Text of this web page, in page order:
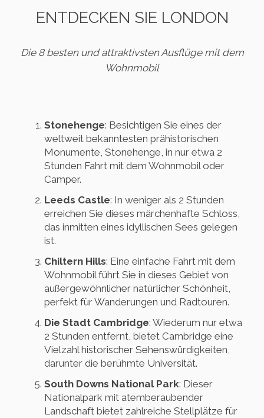
ENTDECKEN SIE LONDON
Die 8 besten und attraktivsten Ausflüge mit dem
Wohnmobil
Stonehenge: Besichtigen Sie eines der
weltweit bekanntesten prähistorischen
Monumente, Stonehenge, in nur etwa 2
Stunden Fahrt mit dem Wohnmobil oder
Camper.
Leeds Castle: In weniger als 2 Stunden
erreichen Sie dieses märchenhafte Schloss,
das inmitten eines idyllischen Sees gelegen
ist.
Chiltern Hills: Eine einfache Fahrt mit dem
Wohnmobil führt Sie in dieses Gebiet von
außergewöhnlicher natürlicher Schönheit,
perfekt für Wanderungen und Radtouren.
Die Stadt Cambridge: Wiederum nur etwa
2 Stunden entfernt, bietet Cambridge eine
Vielzahl historischer Sehenswürdigkeiten,
darunter die berühmte Universität.
South Downs National Park: Dieser
Nationalpark mit atemberaubender
Landschaft bietet zahlreiche Stellplätze für